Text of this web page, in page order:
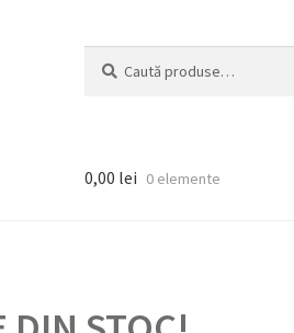
după:
0,00 lei 0 elemente